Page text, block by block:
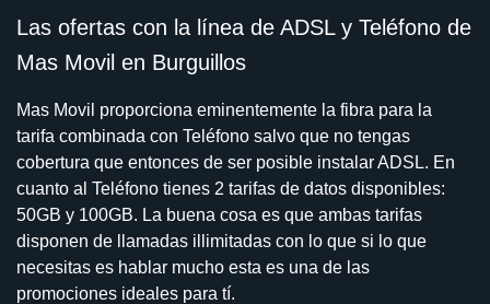
Las ofertas con la línea de ADSL y Teléfono de
Mas Movil en Burguillos
Mas Movil proporciona eminentemente la fibra para la
tarifa combinada con Teléfono salvo que no tengas
cobertura que entonces de ser posible instalar ADSL. En
cuanto al Teléfono tienes 2 tarifas de datos disponibles:
50GB y 100GB. La buena cosa es que ambas tarifas
disponen de llamadas illimitadas con lo que si lo que
necesitas es hablar mucho esta es una de las
promociones ideales para tí.